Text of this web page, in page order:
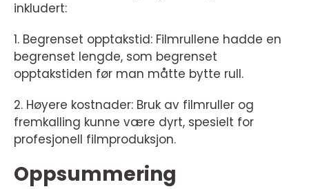
inkludert:
1. Begrenset opptakstid: Filmrullene hadde en
begrenset lengde, som begrenset
opptakstiden før man måtte bytte rull.
2. Høyere kostnader: Bruk av filmruller og
fremkalling kunne være dyrt, spesielt for
profesjonell filmproduksjon.
Oppsummering